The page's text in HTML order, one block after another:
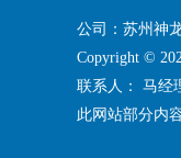
公司：苏州神
Copyright ©
联系人： 马
此网站部分内